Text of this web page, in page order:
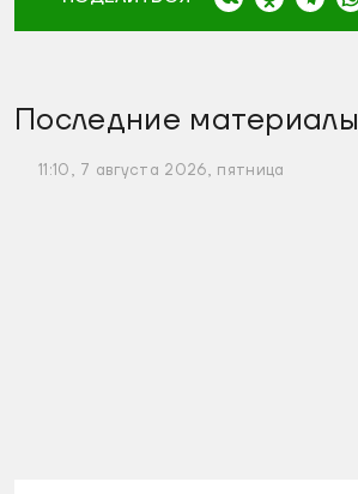
Последние материалы
11:10, 7 августа 2026, пятница